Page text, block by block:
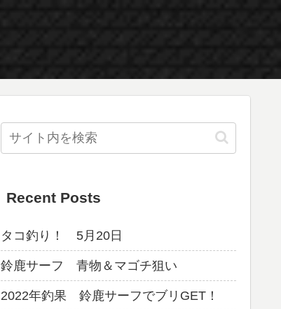
Recent Posts
タコ釣り！ 5月20日
鈴鹿サーフ 青物＆マゴチ狙い
2022年釣果 鈴鹿サーフでブリGET！